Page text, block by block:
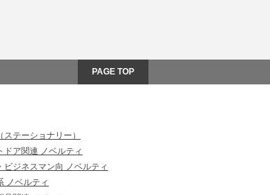
PAGE TOP
ステーショナリー）
ドア関連 ノベルティ
ビジネスマン向 ノベルティ
ノベルティ